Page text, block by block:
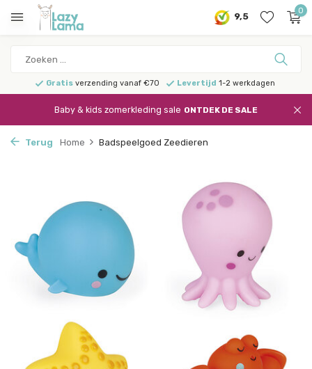
9,5
0
Gratis verzending vanaf €70 Levertijd 1-2 werkdagen
Baby & kids zomerkleding sale ONTDEK DE SALE
Terug Home Badspeelgoed Zeedieren